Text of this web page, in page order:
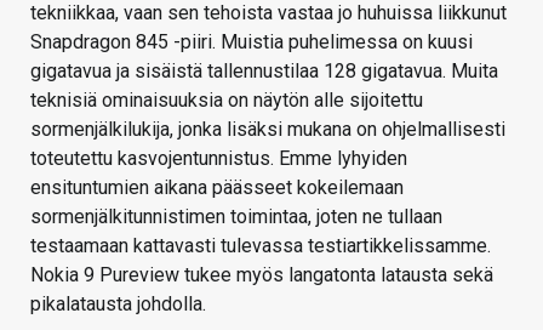
tekniikkaa, vaan sen tehoista vastaa jo huhuissa liikkunut
Snapdragon 845 -piiri. Muistia puhelimessa on kuusi
gigatavua ja sisäistä tallennustilaa 128 gigatavua. Muita
teknisiä ominaisuuksia on näytön alle sijoitettu
sormenjälkilukija, jonka lisäksi mukana on ohjelmallisesti
toteutettu kasvojentunnistus. Emme lyhyiden
ensituntumien aikana päässeet kokeilemaan
sormenjälkitunnistimen toimintaa, joten ne tullaan
testaamaan kattavasti tulevassa testiartikkelissamme.
Nokia 9 Pureview tukee myös langatonta latausta sekä
pikalatausta johdolla.